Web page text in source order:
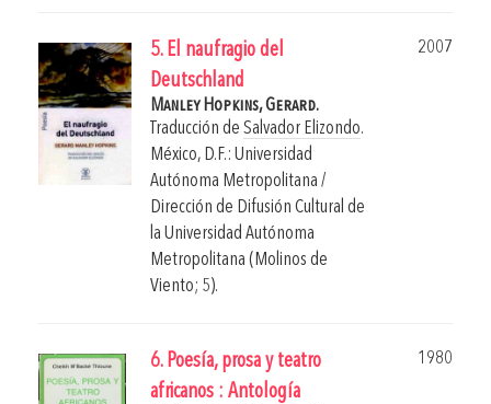
5. El naufragio del
Deutschland
2007
Manley Hopkins, Gerard.
Traducción de Salvador Elizondo.
México, D.F.: Universidad
Autónoma Metropolitana /
Dirección de Difusión Cultural de
la Universidad Autónoma
Metropolitana (Molinos de
Viento; 5).
6. Poesía, prosa y teatro
africanos : Antología
1980